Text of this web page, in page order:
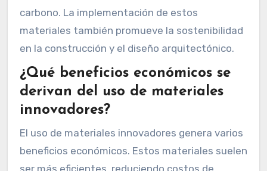
carbono. La implementación de estos
materiales también promueve la sostenibilidad
en la construcción y el diseño arquitectónico.
¿Qué beneficios económicos se
derivan del uso de materiales
innovadores?
El uso de materiales innovadores genera varios
beneficios económicos. Estos materiales suelen
ser más eficientes, reduciendo costos de